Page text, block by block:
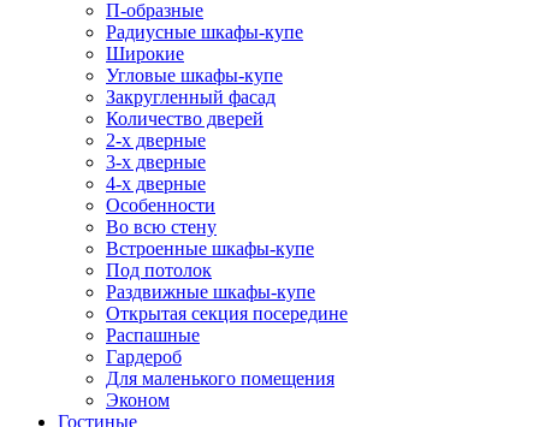
П-образные
Радиусные шкафы-купе
Широкие
Угловые шкафы-купе
Закругленный фасад
Количество дверей
2-х дверные
3-х дверные
4-х дверные
Особенности
Во всю стену
Встроенные шкафы-купе
Под потолок
Раздвижные шкафы-купе
Открытая секция посередине
Распашные
Гардероб
Для маленького помещения
Эконом
Гостиные